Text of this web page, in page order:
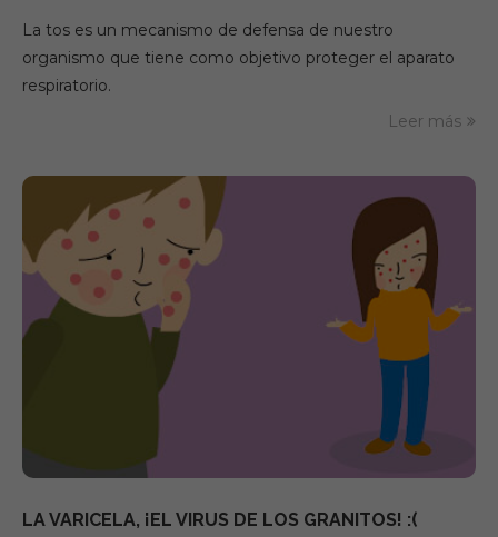
La tos es un mecanismo de defensa de nuestro
organismo que tiene como objetivo proteger el aparato
respiratorio.
Leer más
LA VARICELA, ¡EL VIRUS DE LOS GRANITOS! :(